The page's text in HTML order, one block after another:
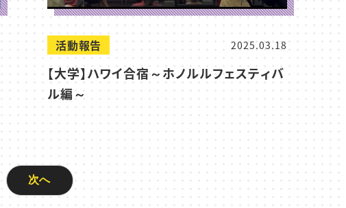
活動報告 2025.03.18
【大学】ハワイ合宿～ホノルルフェスティバ
ル編～
次へ